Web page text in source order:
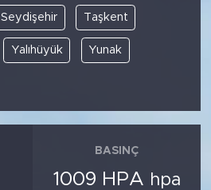
Seydişehir Taşkent
Yalıhüyük Yunak
BASINÇ
1009 HPA hpa